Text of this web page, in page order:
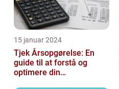
15 januar 2024
Tjek Årsopgørelse: En
guide til at forstå og
optimere din